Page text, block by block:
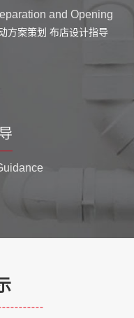
and Opening
方案策划 布店设计指导